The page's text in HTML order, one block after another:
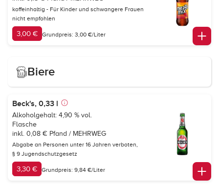
koffeinhaltig - Für Kinder und schwangere Frauen
nicht empfohlen
3,00 € Grundpreis: 3,00 €/Liter
Biere
Beck's, 0,33 l
Alkoholgehalt: 4,90 % vol.
Flasche
inkl. 0,08 € Pfand / MEHRWEG
Abgabe an Personen unter 16 Jahren verboten,
§ 9 Jugendschutzgesetz
3,30 € Grundpreis: 9,84 €/Liter